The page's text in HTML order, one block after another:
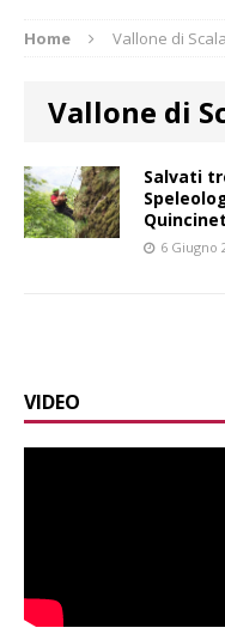
Home Vallone di
Vallone di
Salvati
6 Giugno
VIDEO